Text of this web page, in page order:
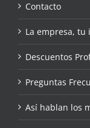
Contacto
La empresa, tu
Descuentos
Preguntas
Así hablan los